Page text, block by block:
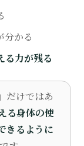
分かる
る力が残る
だけではあ
る身体の使
きるように